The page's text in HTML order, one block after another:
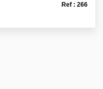
Ref : 266